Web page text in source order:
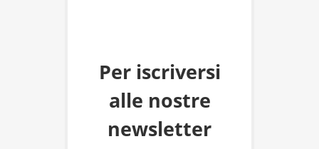
Per iscriversi
alle nostre
newsletter